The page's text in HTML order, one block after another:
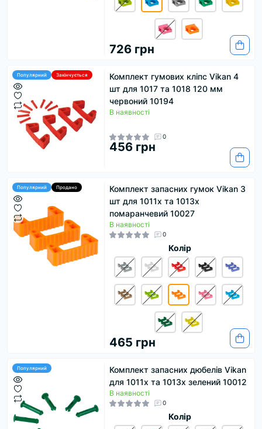
726 грн
Популярний Закінчується
Комплект гумових кліпс Vikan 4
шт для 1017 та 1018 120 мм
червоний 10194
В наявності
0
456 грн
Популярний Продано
Комплект запасних гумок Vikan 3
шт для 1011х та 1013х
помаранчевий 10027
В наявності
0
Колір
465 грн
Популярний
Комплект запасних дюбелів Vikan
для 1011x та 1013x зелений 10012
В наявності
0
Колір